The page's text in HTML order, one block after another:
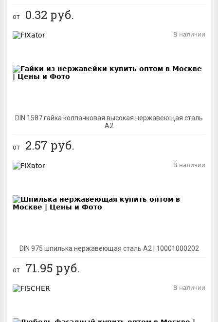
от 0.32 руб.
DIN 1587 гайка колпачковая высокая нержавеющая сталь
А2
В наличии
от 2.57 руб.
DIN 975 шпилька нержавеющая сталь A2 | 10001000202
В наличии
от 71.95 руб.
В наличии